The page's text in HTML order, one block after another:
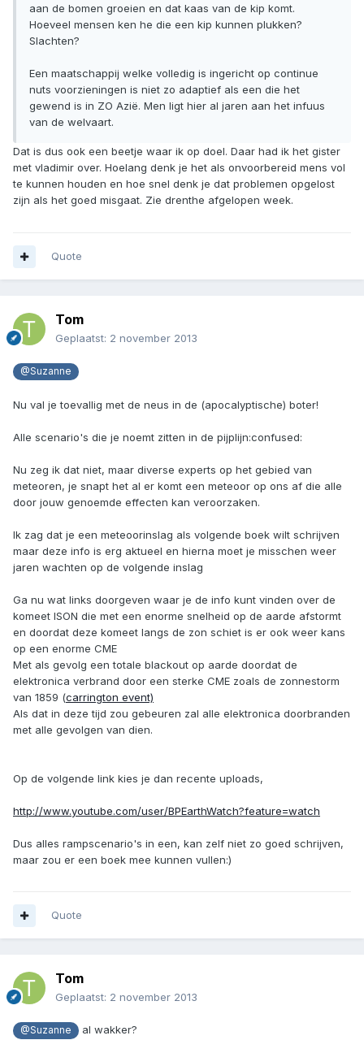
aan de bomen groeien en dat kaas van de kip komt.
Hoeveel mensen ken he die een kip kunnen plukken?
Slachten?
Een maatschappij welke volledig is ingericht op continue
nuts voorzieningen is niet zo adaptief als een die het
gewend is in ZO Azië. Men ligt hier al jaren aan het infuus
van de welvaart.
Dat is dus ook een beetje waar ik op doel. Daar had ik het gister
met vladimir over. Hoelang denk je het als onvoorbereid mens vol
te kunnen houden en hoe snel denk je dat problemen opgelost
zijn als het goed misgaat. Zie drenthe afgelopen week.
Quote
Tom
Geplaatst: 2 november 2013
@Suzanne
Nu val je toevallig met de neus in de (apocalyptische) boter!
Alle scenario's die je noemt zitten in de pijplijn:confused:
Nu zeg ik dat niet, maar diverse experts op het gebied van
meteoren, je snapt het al er komt een meteoor op ons af die alle
door jouw genoemde effecten kan veroorzaken.
Ik zag dat je een meteoorinslag als volgende boek wilt schrijven
maar deze info is erg aktueel en hierna moet je misschen weer
jaren wachten op de volgende inslag
Ga nu wat links doorgeven waar je de info kunt vinden over de
komeet ISON die met een enorme snelheid op de aarde afstormt
en doordat deze komeet langs de zon schiet is er ook weer kans
op een enorme CME
Met als gevolg een totale blackout op aarde doordat de
elektronica verbrand door een sterke CME zoals de zonnestorm
van 1859 (carrington event)
Als dat in deze tijd zou gebeuren zal alle elektronica doorbranden
met alle gevolgen van dien.
Op de volgende link kies je dan recente uploads,
http://www.youtube.com/user/BPEarthWatch?feature=watch
Dus alles rampscenario's in een, kan zelf niet zo goed schrijven,
maar zou er een boek mee kunnen vullen:)
Quote
Tom
Geplaatst: 2 november 2013
@Suzanne al wakker?